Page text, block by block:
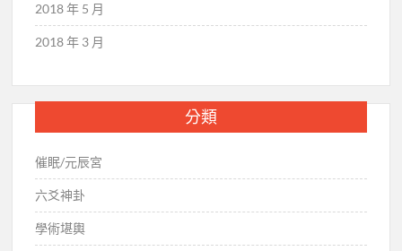
2018 年 5 月
2018 年 3 月
分類
催眠/元辰宮
六爻神卦
學術堪輿